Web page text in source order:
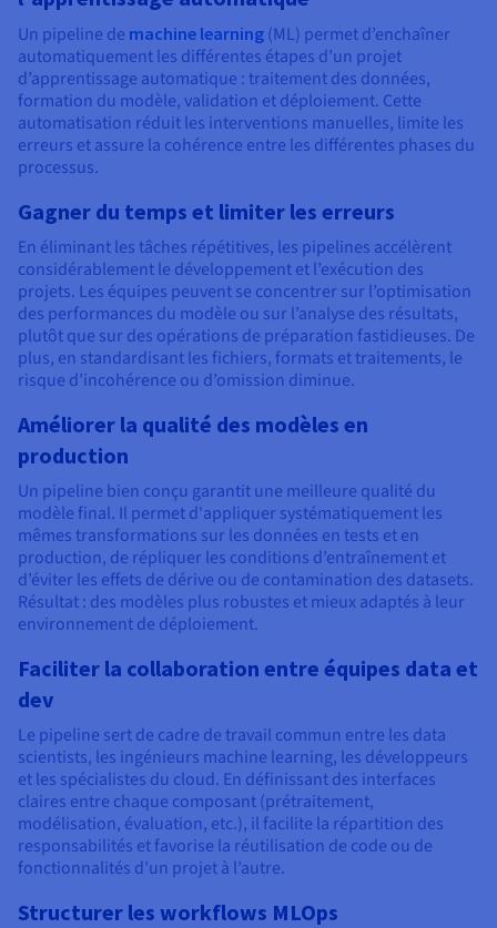
Disponibilités par régions
Documentation
Roadmap & Changelog
Roadmap & Changelog
Roadmap & Changelog
Un pipeline de machine learning (ML) permet d’enchaîner
automatiquement les différentes étapes d’un projet
d’apprentissage automatique : traitement des données,
formation du modèle, validation et déploiement. Cette
automatisation réduit les interventions manuelles, limite les
erreurs et assure la cohérence entre les différentes phases du
processus.
Gagner du temps et limiter les erreurs
En éliminant les tâches répétitives, les pipelines accélèrent
considérablement le développement et l’exécution des
projets. Les équipes peuvent se concentrer sur l’optimisation
des performances du modèle ou sur l’analyse des résultats,
plutôt que sur des opérations de préparation fastidieuses. De
plus, en standardisant les fichiers, formats et traitements, le
risque d’incohérence ou d’omission diminue.
Améliorer la qualité des modèles en
production
Un pipeline bien conçu garantit une meilleure qualité du
modèle final. Il permet d'appliquer systématiquement les
mêmes transformations sur les données en tests et en
production, de répliquer les conditions d’entraînement et
d’éviter les effets de dérive ou de contamination des datasets.
Résultat : des modèles plus robustes et mieux adaptés à leur
environnement de déploiement.
Faciliter la collaboration entre équipes data et
dev
Le pipeline sert de cadre de travail commun entre les data
scientists, les ingénieurs machine learning, les développeurs
et les spécialistes du cloud. En définissant des interfaces
claires entre chaque composant (prétraitement,
modélisation, évaluation, etc.), il facilite la répartition des
responsabilités et favorise la réutilisation de code ou de
fonctionnalités d’un projet à l’autre.
Structurer les workflows MLOps